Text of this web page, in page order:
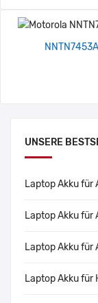
UNSERE
Laptop Akku für
Laptop Akku für
Laptop Akku für
Laptop Akku für